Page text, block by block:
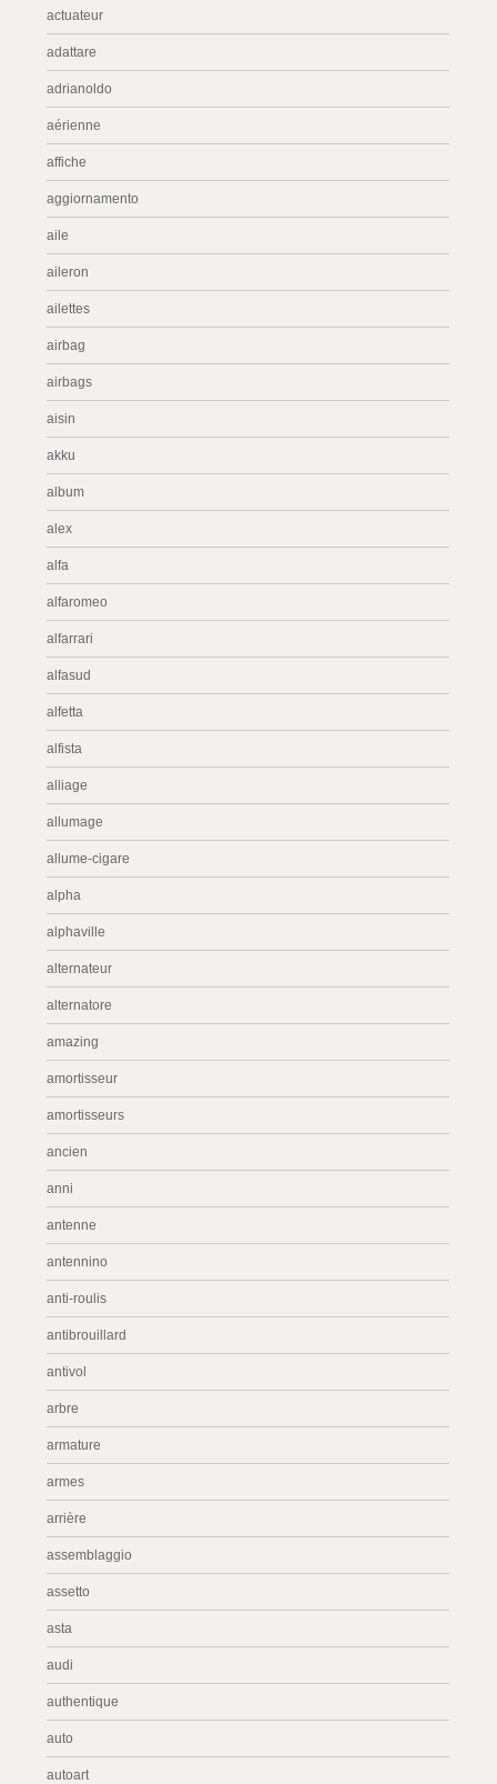
actuateur
adattare
adrianoldo
aérienne
affiche
aggiornamento
aile
aileron
ailettes
airbag
airbags
aisin
akku
album
alex
alfa
alfaromeo
alfarrari
alfasud
alfetta
alfista
alliage
allumage
allume-cigare
alpha
alphaville
alternateur
alternatore
amazing
amortisseur
amortisseurs
ancien
anni
antenne
antennino
anti-roulis
antibrouillard
antivol
arbre
armature
armes
arrière
assemblaggio
assetto
asta
audi
authentique
auto
autoart